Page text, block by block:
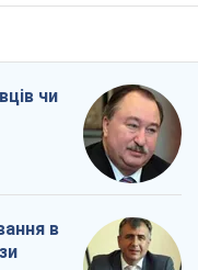
чи
в